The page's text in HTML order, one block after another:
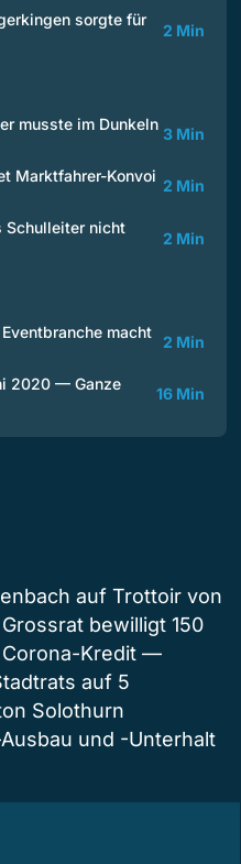
sorgte für
2 Min
musste im Dunkeln
3 Min
Marktfahrer-Konvoi
2 Min
Schulleiter nicht
2 Min
macht
2 Min
2020 — Ganze
16 Min
auf Trottoir von
bewilligt 150
Corona-Kredit —
auf 5
Solothurn
und -Unterhalt